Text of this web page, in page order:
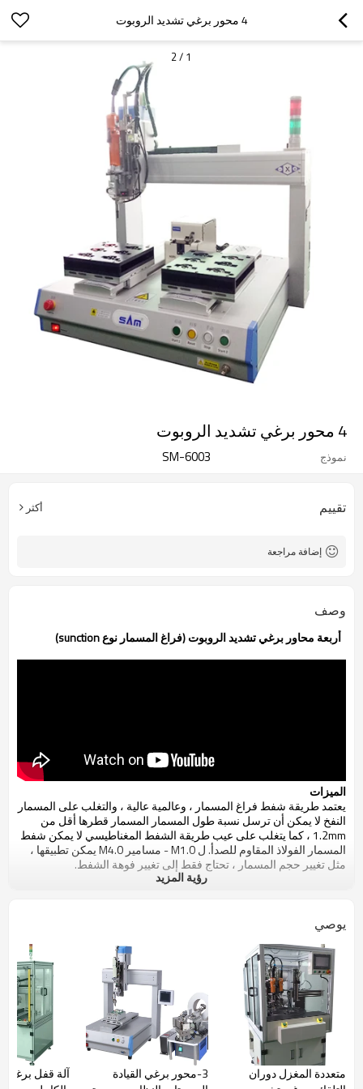
4 محور برغي تشديد الروبوت
1
/
2
4 محور برغي تشديد الروبوت
نموذج SM-6003
تقييم أكثر
إضافة مراجعة
وصف
أربعة محاور برغي تشديد الروبوت (فراغ المسمار نوع sunction)
الميزات
يعتمد طريقة شفط فراغ المسمار ، وعالمية عالية ، والتغلب على المسمار
النفخ لا يمكن أن ترسل نسبة طول المسمار المسمار قطرها أقل من
1.2mm ، كما يتغلب على عيب طريقة الشفط المغناطيسي لا يمكن شفط
المسمار الفولاذ المقاوم للصدأ. ل M1.0 - مسامير M4.0 يمكن تطبيقها ،
مثل تغيير حجم المسمار ، تحتاج فقط إلى تغيير فوهة الشفط.
2.Can استبدال عمليات دفع المسمار المسمار الاصطناعي محددة ،
وتحقيق إنتاج الميكنة.خفض كثافة اليد العاملة للعمال.الموقف اليدوي
التقليدية المسمار ، ومحاذاة رأس المسمار تحتاج إلى العمل يستغرق
الكثير من الوقت والطاقة.
3. لا تحتاج لتتناسب مع أجهزة الكمبيوتر الخارجية ، عملية
installation.Setting مريحة بسيطة ، والموظفين بسرعة السيطرة على
مهارة العملية وتصحيح الأخطاء.
4.Apply للهواتف النقالة والمنتجات الرقمية ، الكهروضوئية ، والرعاية
الصحية ، والأجهزة الكهربائية المنزلية الصغيرة.
تخصيص
رؤية المزيد
يوصي
متعددة المغزل دوران
3-محور برغي القيادة
آلة قفل برغي